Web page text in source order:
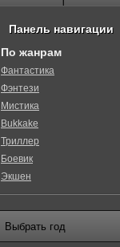
Панель навигации
По жанрам
Фантастика
Фэнтези
Мистика
Bukkake
Триллер
Боевик
Экшен